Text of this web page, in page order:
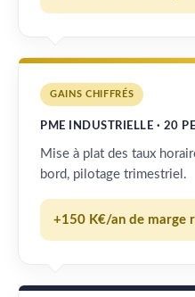
GAINS CHIFFRÉS
PME INDUSTRIELLE · 20
Mise à plat des taux
bord, pilotage trimestriel.
+150 K€/an de marge